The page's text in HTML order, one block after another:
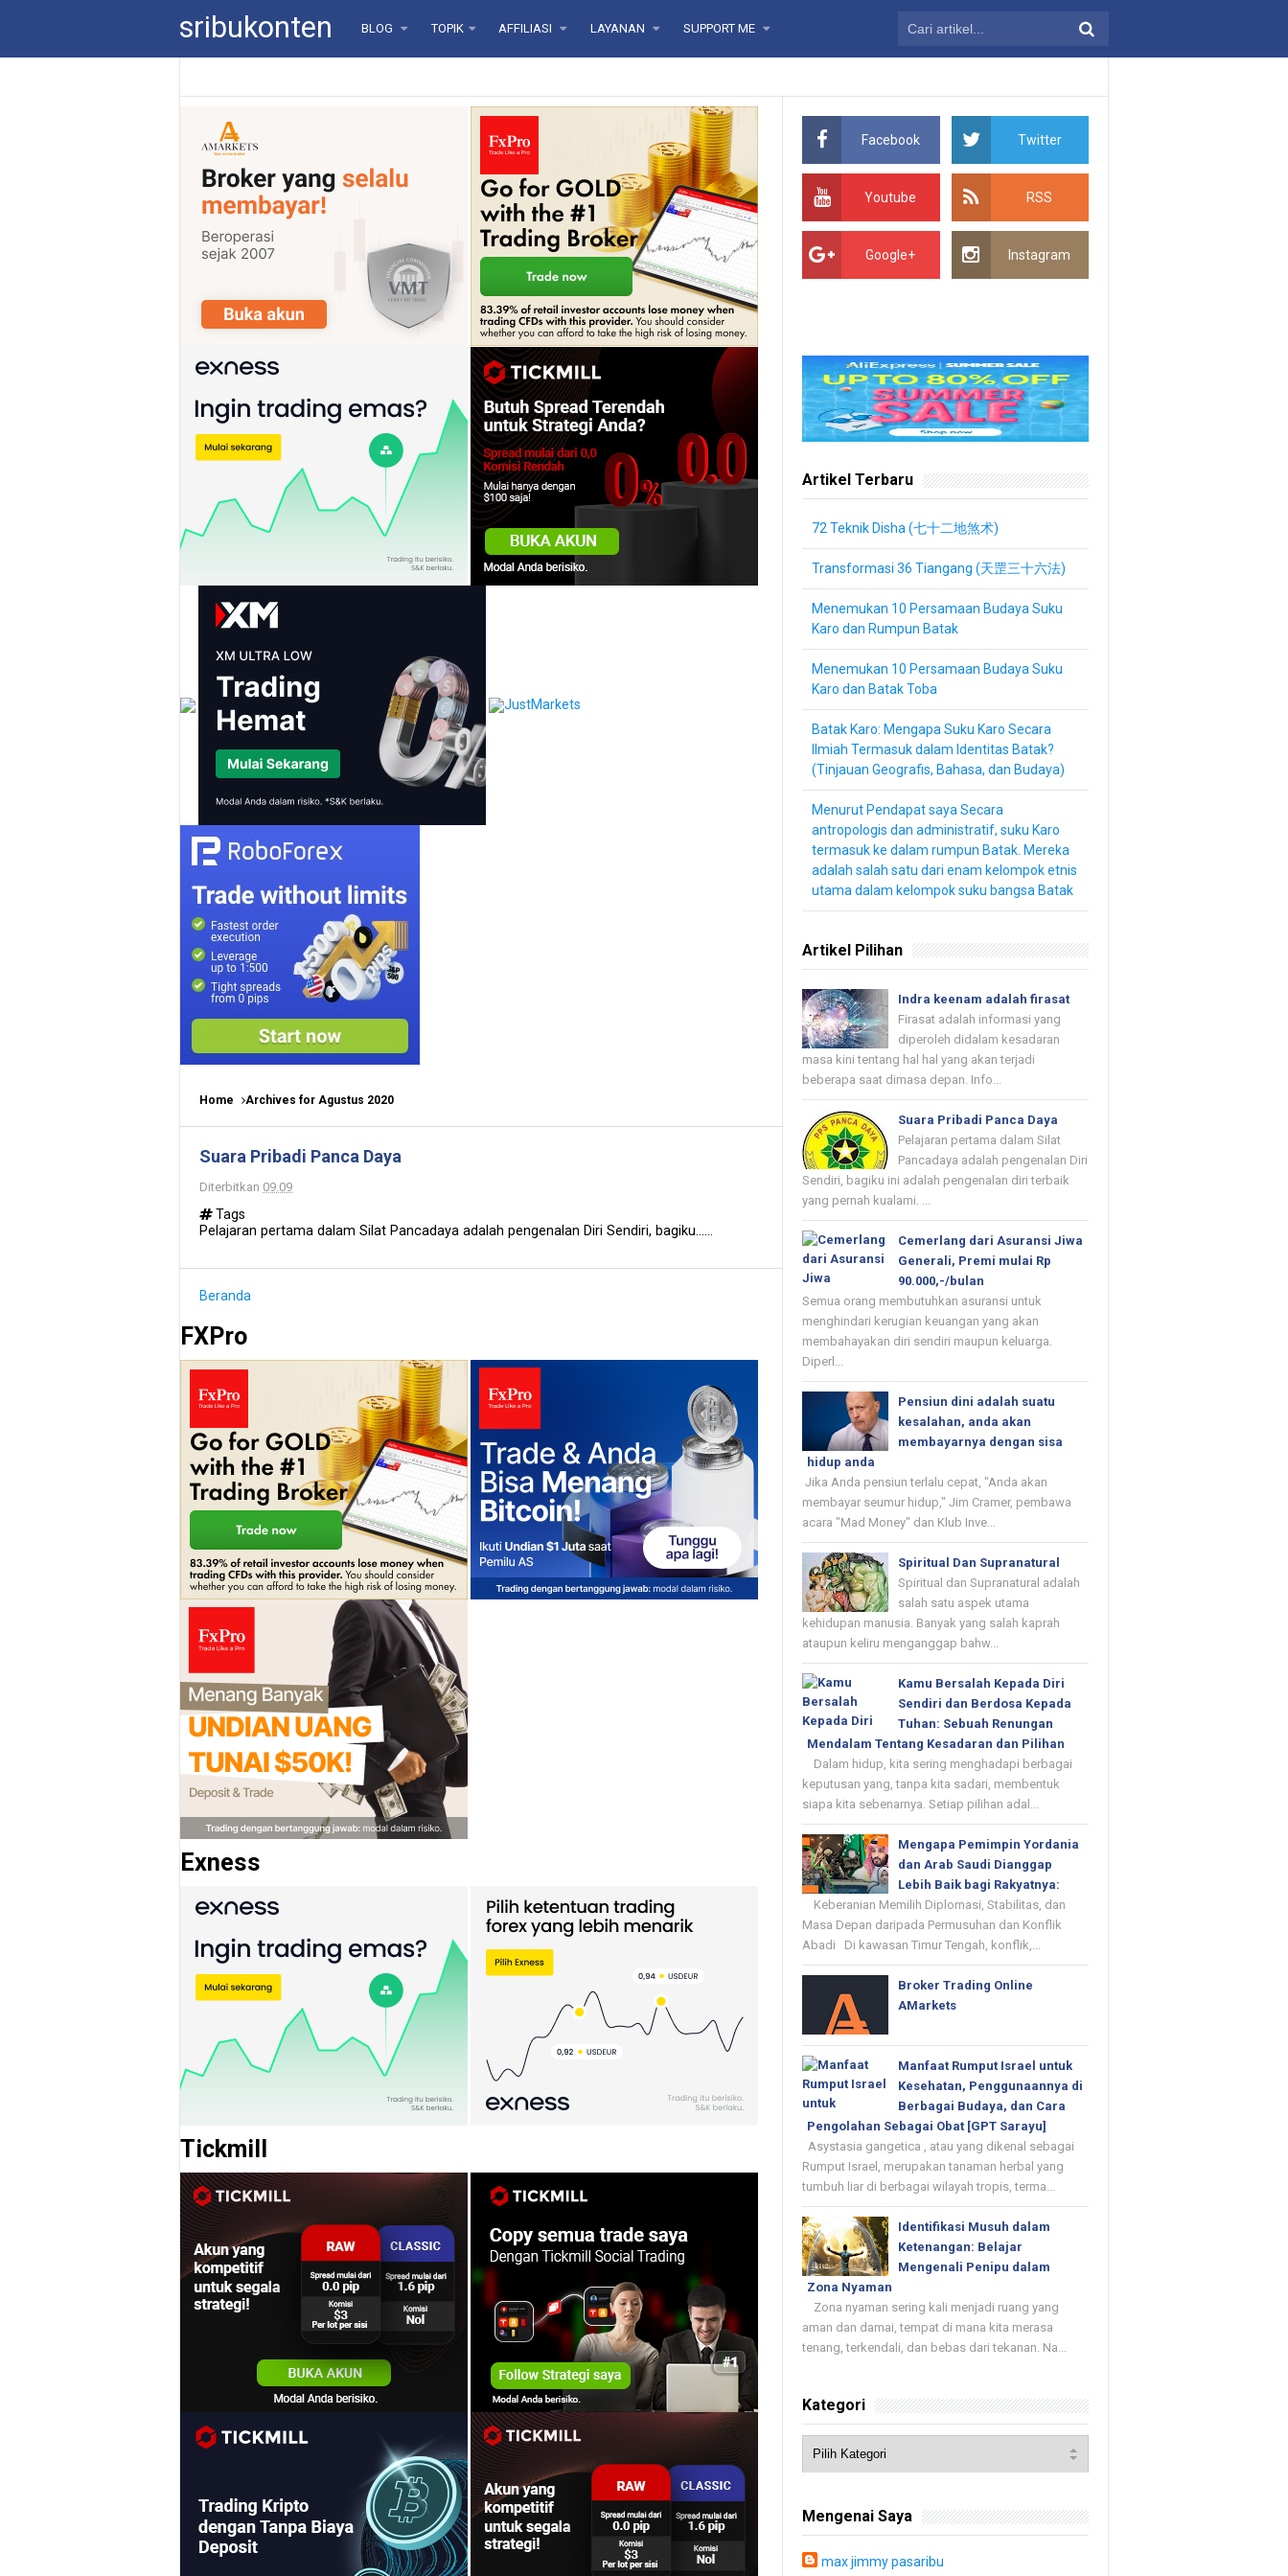
sribukonten BLOG TOPIK AFFILIASI LAYANAN SUPPORT ME
Home Archives for Agustus 2020
Suara Pribadi Panca Daya
Diterbitkan 09.09
Tags
Pelajaran pertama dalam Silat Pancadaya adalah pengenalan Diri Sendiri, bagiku......
Beranda
FXPro
Exness
Tickmill
Facebook Twitter
Youtube RSS
Google+ Instagram
Artikel Terbaru
72 Teknik Disha (七十二地煞术)
Transformasi 36 Tiangang (天罡三十六法)
Menemukan 10 Persamaan Budaya Suku
Karo dan Rumpun Batak
Menemukan 10 Persamaan Budaya Suku
Karo dan Batak Toba
Batak Karo: Mengapa Suku Karo Secara
Ilmiah Termasuk dalam Identitas Batak?
(Tinjauan Geografis, Bahasa, dan Budaya)
Menurut Pendapat saya Secara
antropologis dan administratif, suku Karo
termasuk ke dalam rumpun Batak. Mereka
adalah salah satu dari enam kelompok etnis
utama dalam kelompok suku bangsa Batak
Artikel Pilihan
Indra keenam adalah firasat
Firasat adalah informasi yang
diperoleh didalam kesadaran
masa kini tentang hal hal yang akan terjadi
beberapa saat dimasa depan. Info...
Suara Pribadi Panca Daya
Pelajaran pertama dalam Silat
Pancadaya adalah pengenalan Diri
Sendiri, bagiku ini adalah pengenalan diri terbaik
yang pernah kualami. ...
Cemerlang dari Asuransi Jiwa
Generali, Premi mulai Rp
90.000,-/bulan
Semua orang membutuhkan asuransi untuk
menghindari kerugian keuangan yang akan
membahayakan diri sendiri maupun keluarga.
Diperl...
Pensiun dini adalah suatu
kesalahan, anda akan
membayarnya dengan sisa
hidup anda
Jika Anda pensiun terlalu cepat, "Anda akan
membayar seumur hidup," Jim Cramer, pembawa
acara "Mad Money" dan Klub Inve...
Spiritual Dan Supranatural
Spiritual dan Supranatural adalah
salah satu aspek utama
kehidupan manusia. Banyak yang salah kaprah
ataupun keliru menganggap bahw...
Kamu Bersalah Kepada Diri
Sendiri dan Berdosa Kepada
Tuhan: Sebuah Renungan
Mendalam Tentang Kesadaran dan Pilihan
Dalam hidup, kita sering menghadapi berbagai
keputusan yang, tanpa kita sadari, membentuk
siapa kita sebenarnya. Setiap pilihan adal...
Mengapa Pemimpin Yordania
dan Arab Saudi Dianggap
Lebih Baik bagi Rakyatnya:
Keberanian Memilih Diplomasi, Stabilitas, dan
Masa Depan daripada Permusuhan dan Konflik
Abadi Di kawasan Timur Tengah, konflik,...
Broker Trading Online
AMarkets
Manfaat Rumput Israel untuk
Kesehatan, Penggunaannya di
Berbagai Budaya, dan Cara
Pengolahan Sebagai Obat [GPT Sarayu]
Asystasia gangetica , atau yang dikenal sebagai
Rumput Israel, merupakan tanaman herbal yang
tumbuh liar di berbagai wilayah tropis, terma...
Identifikasi Musuh dalam
Ketenangan: Belajar
Mengenali Penipu dalam
Zona Nyaman
Zona nyaman sering kali menjadi ruang yang
aman dan damai, tempat di mana kita merasa
tenang, terkendali, dan bebas dari tekanan. Na...
Kategori
Mengenai Saya
max jimmy pasaribu